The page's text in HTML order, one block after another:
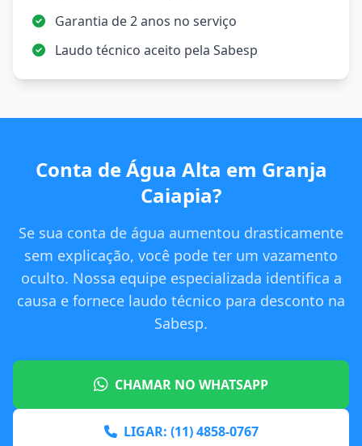
Garantia de 2 anos no serviço
Laudo técnico aceito pela Sabesp
Conta de Água Alta em Granja
Caiapia?
Se sua conta de água aumentou drasticamente
sem explicação, você pode ter um vazamento
oculto. Nossa equipe especializada identifica a
causa e fornece laudo técnico para desconto na
Sabesp.
CHAMAR NO WHATSAPP
LIGAR: (11) 4858-0767